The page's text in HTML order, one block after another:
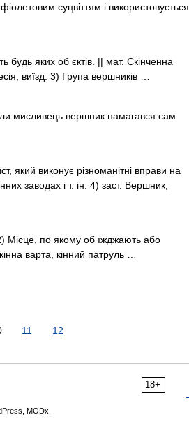
суцвіттям і використовується
будь яких об єктів. || мат. Скінченна
виїзд. 3) Група вершників …
мисливець вершник намагався сам
який виконує різноманітні вправи на
заводах і т. ін. 4) заст. Вершник,
Місце, по якому об їжджають або
варта, кінний патруль …
11 12
18+
MODx.